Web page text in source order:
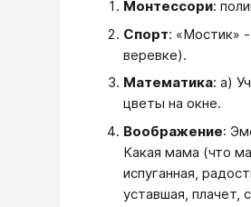
Монтессори:
Спорт: «Мостик» -
веревке).
Математика: а)
цветы на окне.
Воображение:
Какая мама (что
испуганная,
уставшая, плачет,